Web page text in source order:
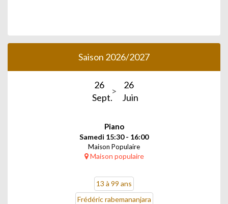
Saison 2026/2027
26
Sept.
26
Juin
Piano
Samedi 15:30 - 16:00
Maison Populaire
Maison populaire
13 à 99 ans
Frédéric rabemananjara